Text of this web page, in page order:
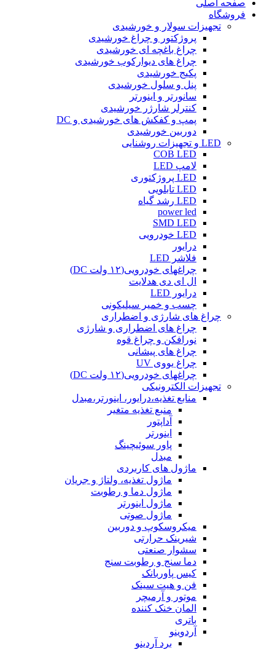
صفحه اصلی
فروشگاه
تجهیزات سولار و خورشیدی
پروژکتور و چراغ خورشیدی
چراغ باغچه ای خورشیدی
چراغ های دیوارکوب خورشیدی
پکیج خورشیدی
پنل و سلول خورشیدی
سانورتر و اینورتر
کنترلر شارژر خورشیدی
پمپ و کفکش های خورشیدی و DC
دوربین خورشیدی
LED و تجهیزات روشنایی
COB LED
لامپ LED
LED پروژکتوری
LED تابلویی
LED رشد گیاه
power led
SMD LED
LED خودرویی
درایور
فلاشر LED
چراغهای خودرویی(۱۲ ولت DC)
ال ای دی هدلایت
درایور LED
چسب و خمیر سیلیکونی
چراغ های شارژی و اضطراری
چراغ های اضطراری و شارژی
نورافکن و چراغ قوه
چراغ های پیشانی
چراغ یووی UV
چراغهای خودرویی(۱۲ ولت DC)
تجهیزات الکترونیکی
منابع تغذیه،درایور، اینورتر،مبدل
منبع تغذیه متغیر
آداپتور
اینورتر
پاور سوئیچینگ
مبدل
ماژول های کاربردی
ماژول تغذیه، ولتاژ و جریان
ماژول دما و رطوبت
ماژول اینورتر
ماژول صوتی
میکروسکوپ و دوربین
شیرینک حرارتی
سشوار صنعتی
دما سنج و رطوبت سنج
کیس پاوربانک
فن و هیت سینک
موتور و آرمیچر
المان خنک کننده
باتری
آردوینو
برد آردینو